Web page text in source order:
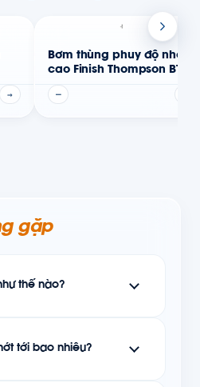
→
Bơm thùng phuy độ nhớt
cao Finish Thompson BTS
—
gặp
thế nào?
tới bao nhiêu?